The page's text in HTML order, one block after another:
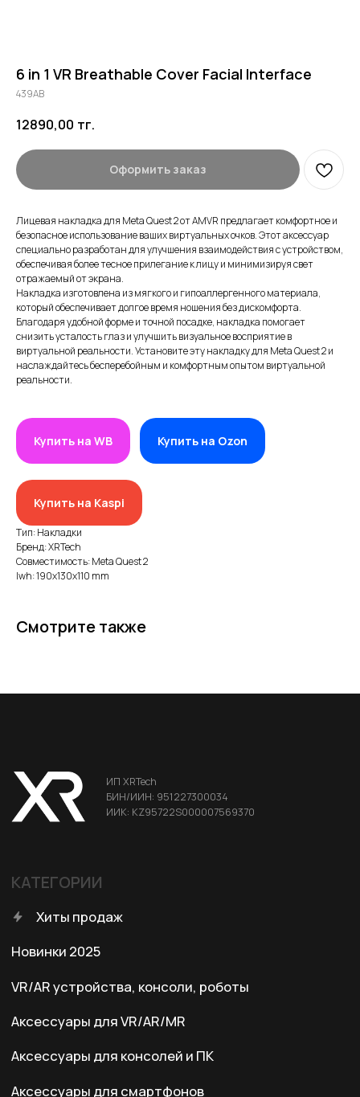
6 in 1 VR Breathable Cover Facial Interface
439AB
12890,00 тг.
Оформить заказ
Лицевая накладка для Meta Quest 2 от AMVR предлагает комфортное и
безопасное использование ваших виртуальных очков. Этот аксессуар
специально разработан для улучшения взаимодействия с устройством,
обеспечивая более тесное прилегание к лицу и минимизируя свет
отражаемый от экрана.
Накладка изготовлена из мягкого и гипоаллергенного материала,
который обеспечивает долгое время ношения без дискомфорта.
Благодаря удобной форме и точной посадке, накладка помогает
снизить усталость глаз и улучшить визуальное восприятие в
виртуальной реальности. Установите эту накладку для Meta Quest 2 и
наслаждайтесь бесперебойным и комфортным опытом виртуальной
реальности.
Купить на WB Купить на Ozon
Купить на Kaspi
Тип: Накладки
Бренд: XRTech
Совместимость: Meta Quest 2
lwh: 190x130x110 mm
Смотрите также
БИН/ИИН: 951227300034
+7 (701) 202-04-00
КОНТАКТЫ
Условия доставки
Условия оплаты
Правила возврата
Казахстан, Алматы, ул. Карасай
3 этаж, 301 офис
Ежедневно с 10:00 до 19:00
КАТЕГОРИИ
Хиты продаж
Новинки 2025
Аксессуары для VR/AR/MR